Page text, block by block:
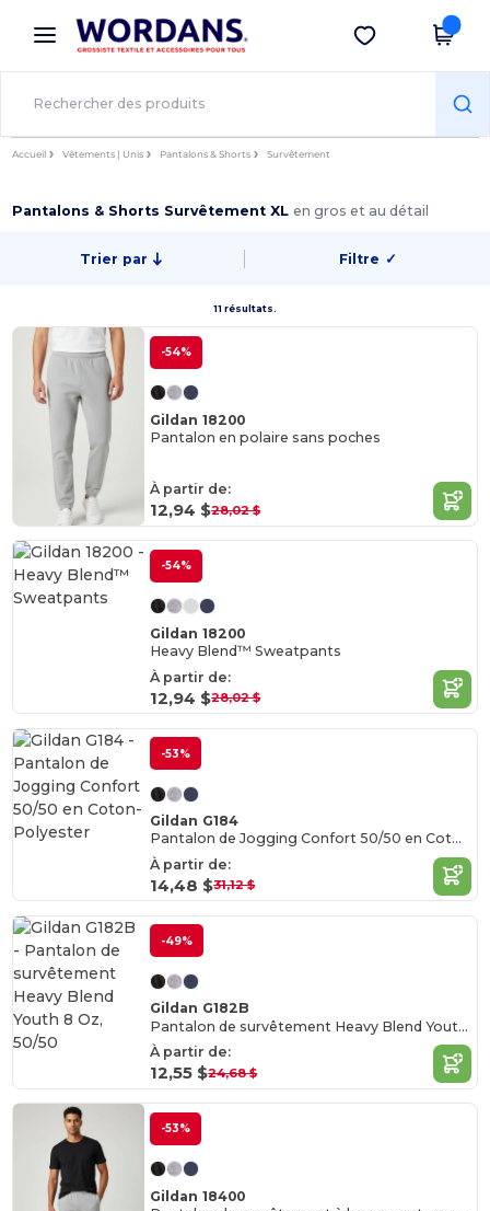
× Appli Wordans
Meilleurs prix sur l’app !
Obtenir l'appli
Accueil Vêtements | Unis Pantalons & Shorts Survêtement
Pantalons & Shorts Survêtement XLen gros et au détail
Trier par Filtre ✓
11 résultats.
-54%
Gildan 18200
Pantalon en polaire sans poches
À partir de:
12,94 $28,02 $
-54%
Gildan 18200
Heavy Blend™ Sweatpants
À partir de:
12,94 $28,02 $
-53%
Gildan G184
Pantalon de Jogging Confort 50/50 en Coton-Polyester
À partir de:
14,48 $31,12 $
-49%
Gildan G182B
Pantalon de survêtement Heavy Blend Youth 8 Oz, 50/50
À partir de:
12,55 $24,68 $
-53%
Gildan 18400